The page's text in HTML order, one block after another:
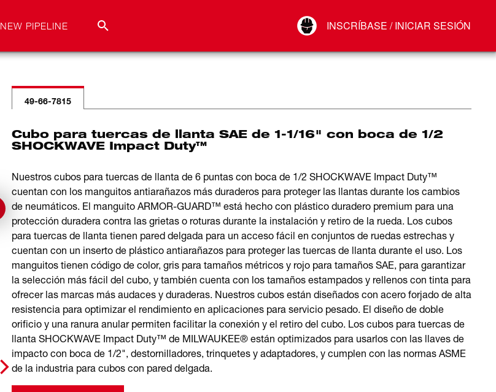
NEW PIPELINE INSCRÍBASE / INICIAR SESIÓN
Conectar
49-66-7815
Cubo para tuercas de llanta SAE de 1-1/16" con boca de 1/2
SHOCKWAVE Impact Duty™
Nuestros cubos para tuercas de llanta de 6 puntas con boca de 1/2 SHOCKWAVE Impact Duty™
cuentan con los manguitos antiarañazos más duraderos para proteger las llantas durante los cambios
de neumáticos. El manguito ARMOR-GUARD™ está hecho con plástico duradero premium para una
protección duradera contra las grietas o roturas durante la instalación y retiro de la rueda. Los cubos
para tuercas de llanta tienen pared delgada para un acceso fácil en conjuntos de ruedas estrechas y
cuentan con un inserto de plástico antiarañazos para proteger las tuercas de llanta durante el uso. Los
manguitos tienen código de color, gris para tamaños métricos y rojo para tamaños SAE, para garantizar
la selección más fácil del cubo, y también cuenta con los tamaños estampados y rellenos con tinta para
ofrecer las marcas más audaces y duraderas. Nuestros cubos están diseñados con acero forjado de alta
resistencia para optimizar el rendimiento en aplicaciones para servicio pesado. El diseño de doble
orificio y una ranura anular permiten facilitar la conexión y el retiro del cubo. Los cubos para tuercas de
llanta SHOCKWAVE Impact Duty™ de MILWAUKEE® están optimizados para usarlos con las llaves de
impacto con boca de 1/2", destornilladores, trinquetes y adaptadores, y cumplen con las normas ASME
de la industria para cubos con pared delgada.